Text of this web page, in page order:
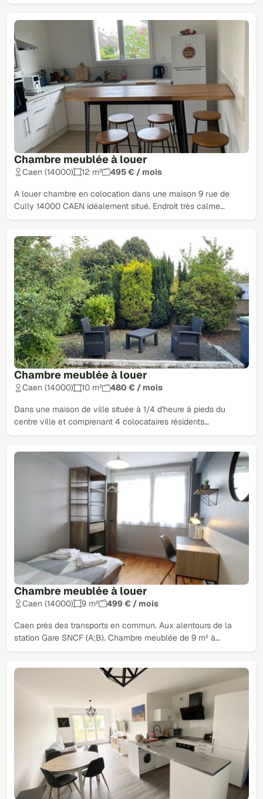
Chambre meublée à louer
Caen (14000) 12 m² 495 € / mois
A louer chambre en colocation dans une maison 9 rue de
Cully 14000 CAEN idéalement situé. Endroit très calme…
Chambre meublée à louer
Caen (14000) 10 m² 480 € / mois
Dans une maison de ville située à 1/4 d'heure à pieds du
centre ville et comprenant 4 colocataires résidents…
Chambre meublée à louer
Caen (14000) 9 m² 499 € / mois
Caen près des transports en commun. Aux alentours de la
station Gare SNCF (A;B). Chambre meublée de 9 m² à…